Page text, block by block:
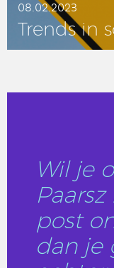
08.02.2023
Trends in
Wil je
post
dan je